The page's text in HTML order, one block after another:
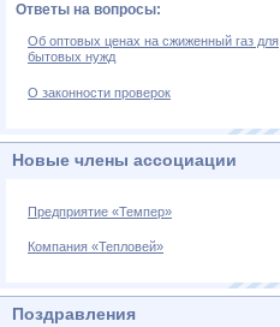
Ответы на вопросы:
Об оптовых ценах на сжиженный газ для
бытовых нужд
О законности проверок
Новые члены ассоциации
Предприятие «Темпер»
Компания «Тепловей»
Поздравления